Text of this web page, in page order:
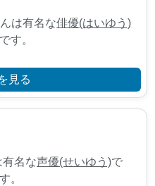
は有名な俳優(はいゆう)
す。
見る
有名な声優(せいゆう)で
。